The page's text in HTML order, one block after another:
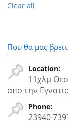
Clear all
Που θα μας
Location:
11χλμ
απο την
Phone:
23940